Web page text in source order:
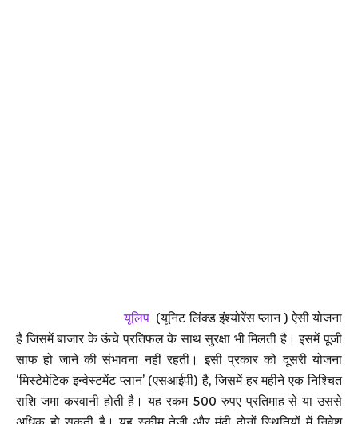
यूलिप (यूनिट लिंक्ड इंश्योरेंस प्लान ) ऐसी योजना
है जिसमें बाजार के ऊंचे प्रतिफल के साथ सुरक्षा भी मिलती है। इसमें पूजी
साफ हो जाने की संभावना नहीं रहती। इसी प्रकार को दूसरी योजना
‘मिस्टेमेटिक इन्वेस्टमेंट प्लान’ (एसआईपी) है, जिसमें हर महीने एक निश्चित
राशि जमा करवानी होती है। यह रकम 500 रुपए प्रतिमाह से या उससे